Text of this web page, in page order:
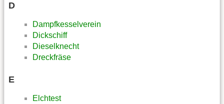
D
Dampfkesselverein
Dickschiff
Dieselknecht
Dreckfräse
E
Elchtest